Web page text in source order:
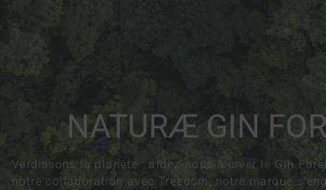
NATURÆ GIN
Verdissons la planète : aidez-nous à créer le Gin
notre collaboration avec Treedom, notre marque